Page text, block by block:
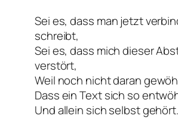
Sei es, dass man jetzt
schreibt,
Sei es, dass mich dieser
verstört,
Weil noch nicht daran
Dass ein Text sich so
Und allein sich selbst gehört.